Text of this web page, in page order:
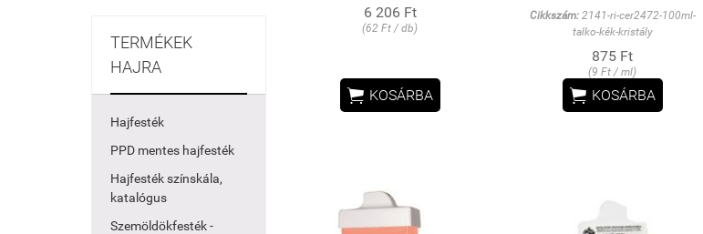
TERMÉKEK
HAJRA
Hajfesték
PPD mentes hajfesték
Hajfesték színskála,
katalógus
Szemöldökfesték -
6 206 Ft
(62 Ft / db)
 KOSÁRBA
Cikkszám:2141-ri-cer2472-100ml-
talko-kék-kristály
875 Ft
(9 Ft / ml)
 KOSÁRBA